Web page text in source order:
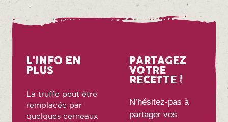
L'INFO EN
PLUS
La truffe peut être
remplacée par
quelques cerneaux
PARTAGEZ
VOTRE
RECETTE !
N’hésitez-pas à
partager vos